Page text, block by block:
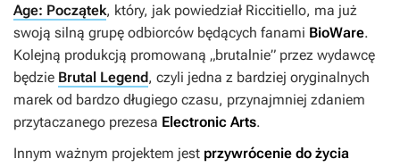
Age: Początek, który, jak powiedział Riccitiello, ma już
swoją silną grupę odbiorców będących fanami BioWare.
Kolejną produkcją promowaną „brutalnie” przez wydawcę
będzie Brutal Legend, czyli jedna z bardziej oryginalnych
marek od bardzo długiego czasu, przynajmniej zdaniem
przytaczanego prezesa Electronic Arts.
Innym ważnym projektem jest przywrócenie do życia